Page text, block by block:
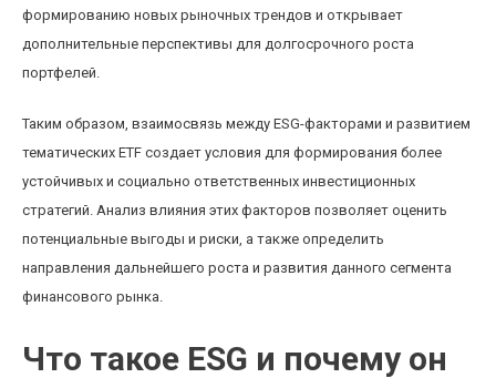
формированию новых рыночных трендов и открывает
дополнительные перспективы для долгосрочного роста
портфелей.
Таким образом, взаимосвязь между ESG-факторами и развитием
тематических ETF создает условия для формирования более
устойчивых и социально ответственных инвестиционных
стратегий. Анализ влияния этих факторов позволяет оценить
потенциальные выгоды и риски, а также определить
направления дальнейшего роста и развития данного сегмента
финансового рынка.
Что такое ESG и почему он